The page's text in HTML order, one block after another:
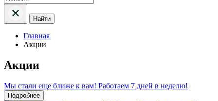
Найти
Главная
Акции
Акции
Мы стали еще ближе к вам! Работаем 7 дней в неделю!
Подробнее